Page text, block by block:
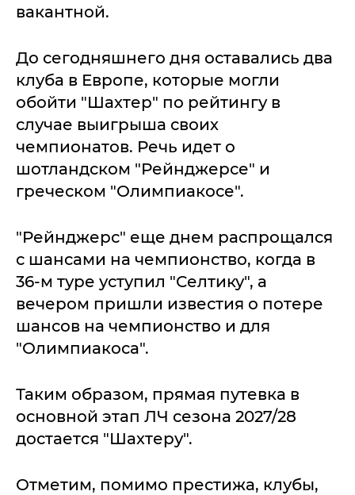
вакантной.
До сегодняшнего дня оставались два
клуба в Европе, которые могли
обойти "Шахтер" по рейтингу в
случае выигрыша своих
чемпионатов. Речь идет о
шотландском "Рейнджерсе" и
греческом "Олимпиакосе".
"Рейнджерс" еще днем распрощался
с шансами на чемпионство, когда в
36-м туре уступил "Селтику", а
вечером пришли известия о потере
шансов на чемпионство и для
"Олимпиакоса".
Таким образом, прямая путевка в
основной этап ЛЧ сезона 2027/28
достается "Шахтеру".
Отметим, помимо престижа, клубы,